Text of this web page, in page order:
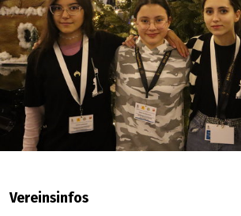
Vereinsinfos